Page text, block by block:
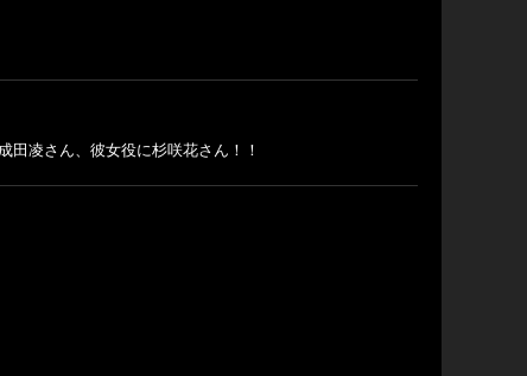
田凌さん、彼女役に杉咲花さん！！